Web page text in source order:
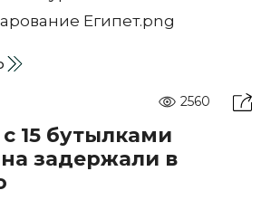
2560
15 бутылками
задержали в